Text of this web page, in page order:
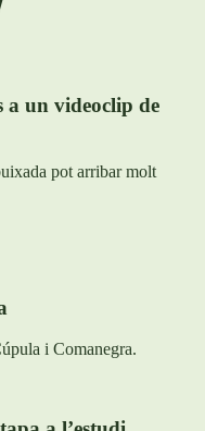
a un videoclip de
pot arribar molt
i Comanegra.